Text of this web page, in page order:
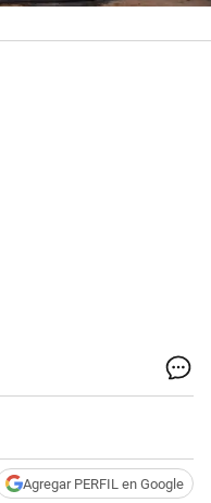
Agregar PERFIL en Google